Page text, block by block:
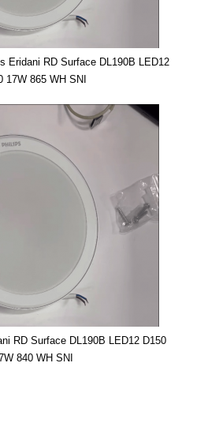
Eridani RD Surface DL190B LED12
17W 865 WH SNI
RD Surface DL190B LED12 D150
840 WH SNI